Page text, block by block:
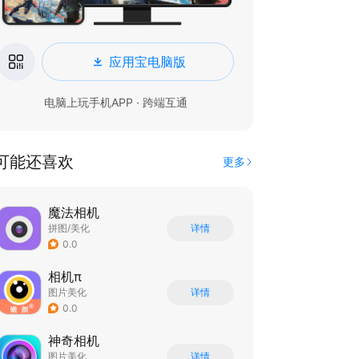
应用宝电脑版
电脑上玩手机APP · 跨端互通
能还喜欢 更多
魔法相机
拼图/美化
0.0
详情
相机π
图片美化
0.0
详情
神奇相机
图片美化 详情